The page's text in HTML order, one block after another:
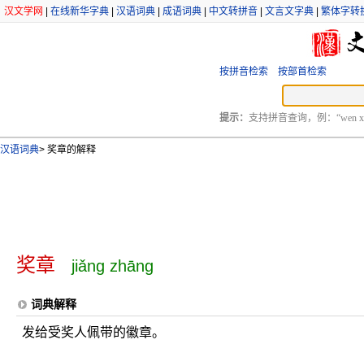
汉文学网 在线新华字典 汉语词典 成语词典 中文转拼音 文言文字典 繁体字转
按拼音检索 按部首检索
提示： 支持拼音查询，例：“wen
汉语词典> 奖章的解释
奖章 jiǎng zhāng
词典解释
发给受奖人佩带的徽章。